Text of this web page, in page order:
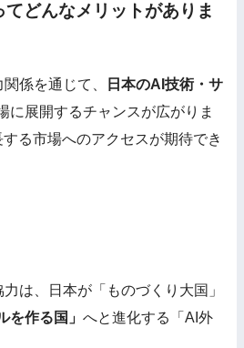
どんなメリットがありま
係を通じて、
日本のAI技術・サ
に展開するチャンスが広がりま
る市場へのアクセスが期待でき
は、日本が「ものづくり大国」
を作る国」 へと進化する「AI外